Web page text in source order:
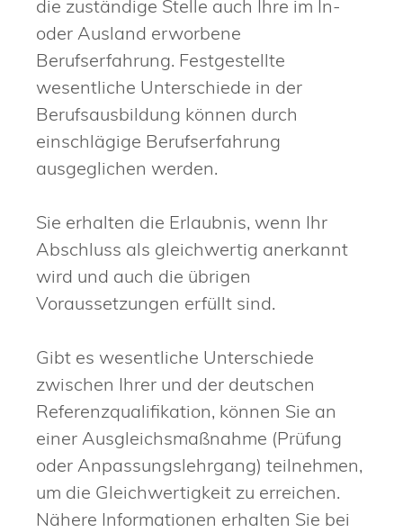
die zuständige Stelle auch Ihre im In-
oder Ausland erworbene
Berufserfahrung. Festgestellte
wesentliche Unterschiede in der
Berufsausbildung können durch
einschlägige Berufserfahrung
ausgeglichen werden.
Sie erhalten die Erlaubnis, wenn Ihr
Abschluss als gleichwertig anerkannt
wird und auch die übrigen
Voraussetzungen erfüllt sind.
Gibt es wesentliche Unterschiede
zwischen Ihrer und der deutschen
Referenzqualifikation, können Sie an
einer Ausgleichsmaßnahme (Prüfung
oder Anpassungslehrgang) teilnehmen,
um die Gleichwertigkeit zu erreichen.
Nähere Informationen erhalten Sie bei